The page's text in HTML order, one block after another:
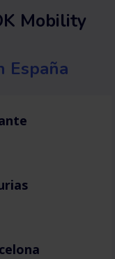
Mobility
España